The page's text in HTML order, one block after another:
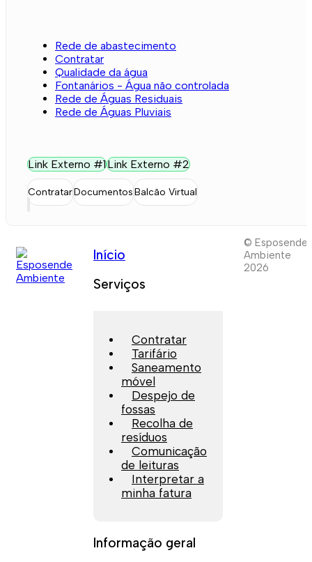
Rede de abastecimento
Contratar
Qualidade da água
Fontanários - Água não controlada
Rede de Águas Residuais
Rede de Águas Pluviais
Link Externo #1Link Externo #2
ContratarDocumentosBalcão Virtual
Início
Serviços
Contratar
Tarifário
Saneamento
móvel
Despejo de
fossas
Recolha de
resíduos
Comunicação
de leituras
Interpretar a
minha fatura
Informação geral
© Esposende
Ambiente
2026